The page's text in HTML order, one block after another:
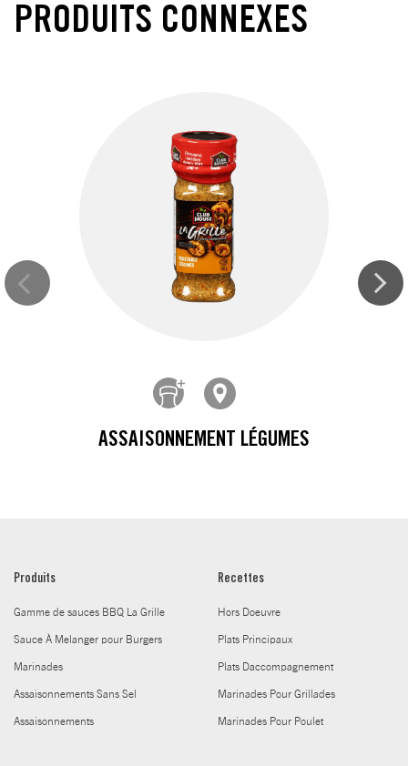
PRODUITS CONNEXES
ASSAISONNEMENT LÉGUMES
Produits
Gamme de sauces BBQ La Grille
Sauce À Melanger pour Burgers
Marinades
Assaisonnements Sans Sel
Assaisonnements
Recettes
Hors Doeuvre
Plats Principaux
Plats Daccompagnement
Marinades Pour Grillades
Marinades Pour Poulet